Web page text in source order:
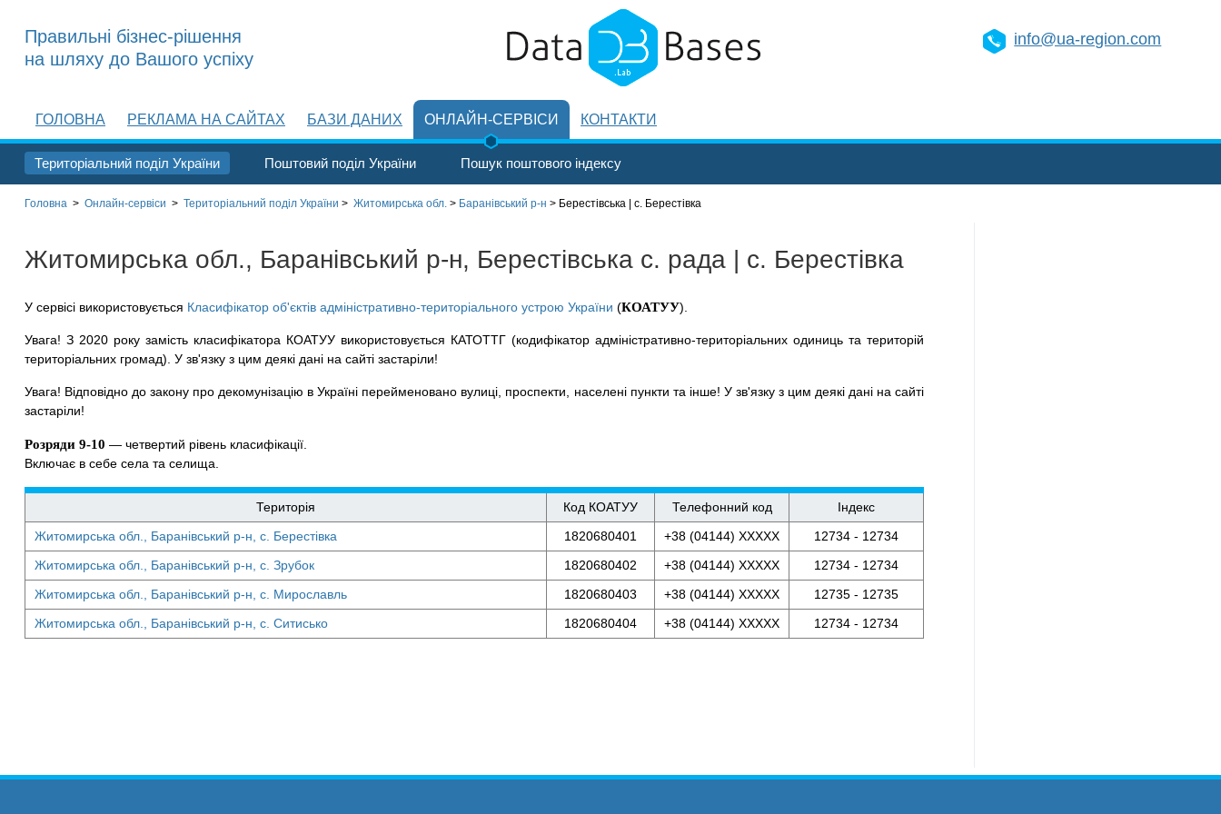
info@ua-region.com
Правильні бізнес-рішення
на шляху до Вашого успіху
ГОЛОВНА РЕКЛАМА НА САЙТАХ БАЗИ ДАНИХ ОНЛАЙН-СЕРВІСИ
Територіальний поділ України Поштовий поділ України Пошук поштового індексу
КОНТАКТИ
Головна > Онлайн-сервіси > Територіальний поділ України > Житомирська обл. > Баранівський р-н > Берестівська | с. Берестівка
Житомирська обл., Баранівський р-н, Берестівська с. рада | с. Берестівка
У сервісі використовується Класифікатор об'єктів адміністративно-територіального устрою України (КОАТУУ).
Увага! З 2020 року замість класифікатора КОАТУУ використовується КАТОТТГ (кодифікатор адміністративно-територіальних одиниць та територій
територіальних громад). У зв'язку з цим деякі дані на сайті застаріли!
Увага! Відповідно до закону про декомунізацію в Україні перейменовано вулиці, проспекти, населені пункти та інше! У зв'язку з цим деякі дані на сайті
застаріли!
Розряди 9-10 — четвертий рівень класифікації.
Включає в себе села та селища.
Територія Код КОАТУУ Телефонний код
Індекс
Житомирська обл., Баранівський р-н, с. Берестівка
1820680401 +38 (04144) XXXXX
12734 - 12734
Житомирська обл., Баранівський р-н, с. Зрубок
1820680402 +38 (04144) XXXXX
12734 - 12734
Житомирська обл., Баранівський р-н, с. Мирославль
1820680403 +38 (04144) XXXXX
12735 - 12735
Житомирська обл., Баранівський р-н, с. Ситисько
1820680404 +38 (04144) XXXXX 12734 - 12734